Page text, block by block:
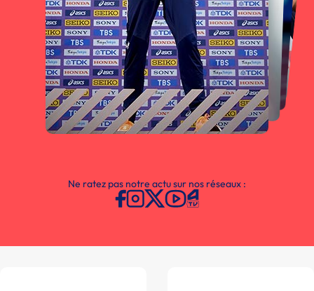
Ne ratez pas notre actu sur nos réseaux :